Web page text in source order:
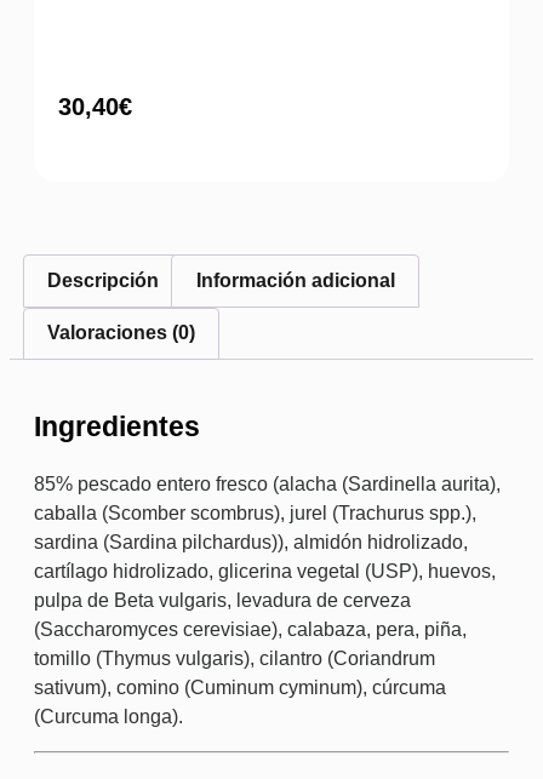
30,40€
Descripción Información adicional
Valoraciones (0)
Ingredientes
85% pescado entero fresco (alacha (Sardinella aurita),
caballa (Scomber scombrus), jurel (Trachurus spp.),
sardina (Sardina pilchardus)), almidón hidrolizado,
cartílago hidrolizado, glicerina vegetal (USP), huevos,
pulpa de Beta vulgaris, levadura de cerveza
(Saccharomyces cerevisiae), calabaza, pera, piña,
tomillo (Thymus vulgaris), cilantro (Coriandrum
sativum), comino (Cuminum cyminum), cúrcuma
(Curcuma longa).